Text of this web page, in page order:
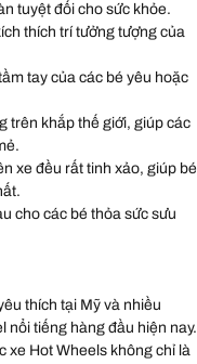
tuyệt đối cho sức khỏe.
thích trí tưởng tượng của
tay của các bé yêu hoặc
trên khắp thế giới, giúp các
xe đều rất tinh xảo, giúp bé
cho các bé thỏa sức sưu
thích tại Mỹ và nhiều
nổi tiếng hàng đầu hiện nay.
xe Hot Wheels không chỉ là